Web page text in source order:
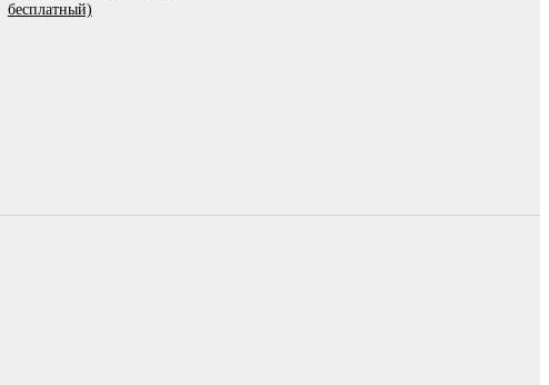
бесплатный)